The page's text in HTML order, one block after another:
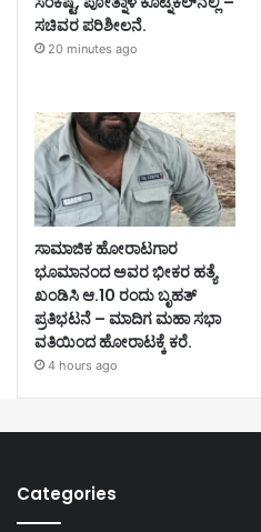
ಸಚಿವರ ಪರಿಶೀಲನೆ.
20 minutes ago
ಸಾಮಾಜಿಕ ಹೋರಾಟಗಾರ
ಭೂಮಾನಂದ ಅವರ ಭೀಕರ ಹತ್ಯೆ
ಖಂಡಿಸಿ ಆ.10 ರಂದು ಬೃಹತ್
ಪ್ರತಿಭಟನೆ – ಮಾದಿಗ ಮಹಾ ಸಭಾ
ವತಿಯಿಂದ ಹೋರಾಟಕ್ಕೆ ಕರೆ.
4 hours ago
Categories